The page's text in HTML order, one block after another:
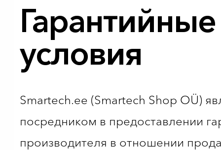
Гарантийные
условия
Smartech.ee (Smartech Shop OÜ)
посредником в предоставлении
производителя в отношении